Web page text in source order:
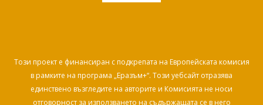
Този проект е финансиран с подкрепата на Европейската комисия
в рамките на програма „Еразъм+“. Този уебсайт отразява
единствено възгледите на авторите и Комисията не носи
отговорност за използването на съдържащата се в него